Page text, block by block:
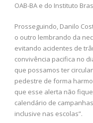
OAB-BA e do Instituto
Prosseguindo, Danilo
o outro lembrando da
evitando acidentes de
convivência pacifica no
que possamos ter
pedestre de forma
que esse alerta não
calendário de
inclusive nas escolas”.